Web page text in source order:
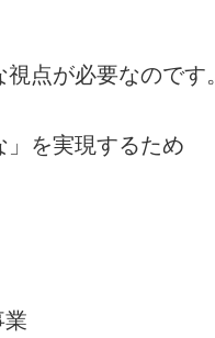
点が必要なのです。
を実現するため